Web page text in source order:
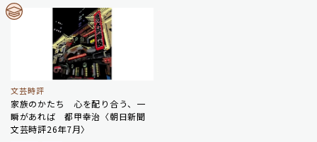
文芸時評
家族のかたち 心を配り合う、一
瞬があれば 都甲幸治〈朝日新聞
文芸時評26年7月〉